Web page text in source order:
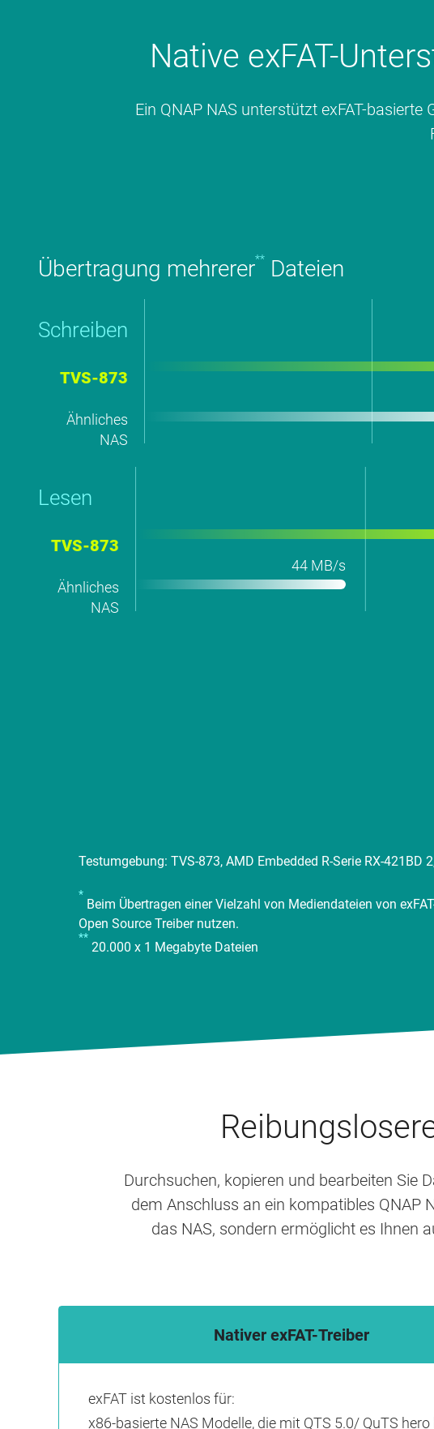
Native exFAT-
Ein QNAP NAS unterstützt exFAT-
Übertragung mehrerer** Dateien
Schreiben
TVS-873
Ähnliches
NAS
Lesen
TVS-873
Ähnliches
NAS
44 MB/s
Testumgebung: TVS-873, AMD Embedded R-Serie RX-421BD
*
Beim Übertragen einer Vielzahl von Mediendateien von
Open Source Treiber nutzen.
**
20.000 x 1 Megabyte Dateien
Durchsuchen, kopieren und bearbeiten Sie
dem Anschluss an ein kompatibles QNAP
das NAS, sondern ermöglicht es Ihnen
Nativer exFAT-Treiber
exFAT ist kostenlos für:
x86-basierte NAS Modelle, die mit QTS 5.0/ QuTS hero